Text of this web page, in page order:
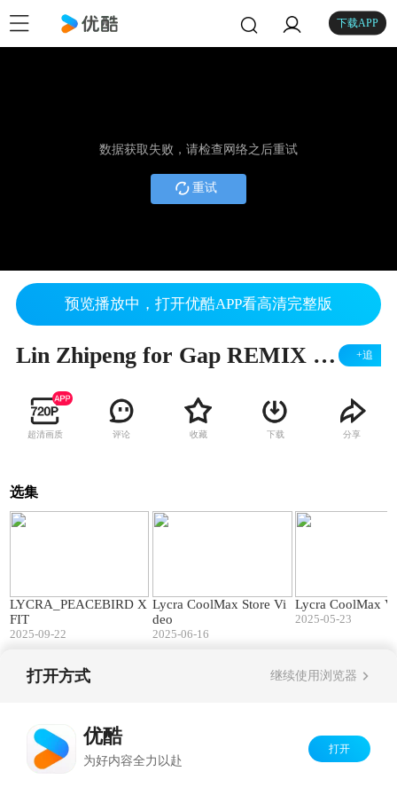
下载APP
数据获取失败，请检查网络之后重试
重试
预览播放中，打开优酷APP看高清完整版
Lin Zhipeng for Gap REMIX Project (EN subtitle) +追
超清画质 评论 收藏 下载 分享
选集
LYCRA_PEACEBIRD X
FIT
2025-09-22
Lycra CoolMax Store Vi
deo
2025-06-16
Lycra CoolMax
2025-05-23
打开方式 继续使用浏览器
优酷
为好内容全力以赴
打开